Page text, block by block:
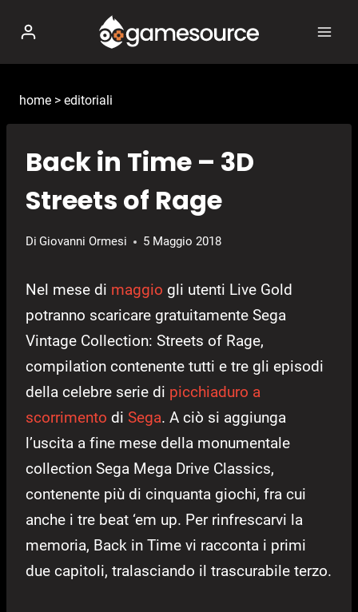
contenuto
home > editoriali
Back in Time – 3D
Streets of Rage
Di Giovanni Ormesi 5 Maggio 2018
Nel mese di maggio gli utenti Live Gold
potranno scaricare gratuitamente Sega
Vintage Collection: Streets of Rage,
compilation contenente tutti e tre gli episodi
della celebre serie di picchiaduro a
scorrimento di Sega. A ciò si aggiunga
l’uscita a fine mese della monumentale
collection Sega Mega Drive Classics,
contenente più di cinquanta giochi, fra cui
anche i tre beat ‘em up. Per rinfrescarvi la
memoria, Back in Time vi racconta i primi
due capitoli, tralasciando il trascurabile terzo.